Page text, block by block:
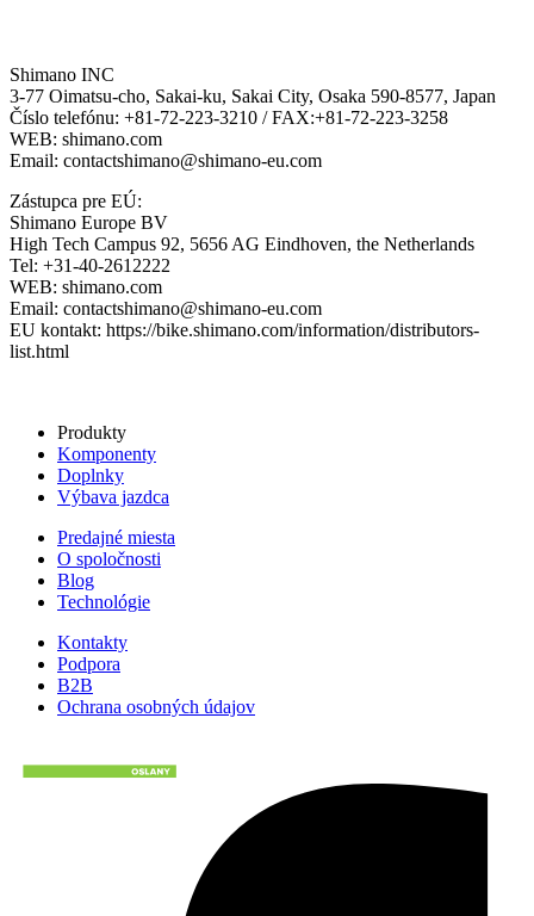
Shimano INC
3-77 Oimatsu-cho, Sakai-ku, Sakai City, Osaka 590-8577, Japan
Číslo telefónu: +81-72-223-3210 / FAX:+81-72-223-3258
WEB: shimano.com
Email: contactshimano@shimano-eu.com
Zástupca pre EÚ:
Shimano Europe BV
High Tech Campus 92, 5656 AG Eindhoven, the Netherlands
Tel: +31-40-2612222
WEB: shimano.com
Email: contactshimano@shimano-eu.com
EU kontakt: https://bike.shimano.com/information/distributors-
list.html
Produkty
Komponenty
Doplnky
Výbava jazdca
Predajné miesta
O spoločnosti
Blog
Technológie
Kontakty
Podpora
B2B
Ochrana osobných údajov